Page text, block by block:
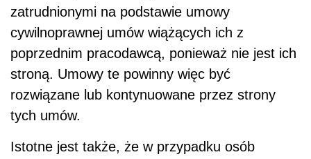
zatrudnionymi na podstawie umowy
cywilnoprawnej umów wiążących ich z
poprzednim pracodawcą, ponieważ nie jest ich
stroną. Umowy te powinny więc być
rozwiązane lub kontynuowane przez strony
tych umów.
Istotne jest także, że w przypadku osób